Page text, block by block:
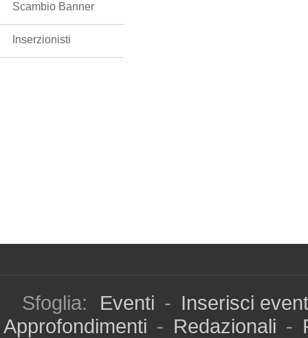
Scambio Banner
Inserzionisti
Sfoglia: Eventi - Inserisci
Approfondimenti - Redazionali -